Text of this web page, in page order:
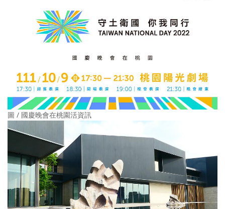
圖 / 國慶晚會在桃園活資訊